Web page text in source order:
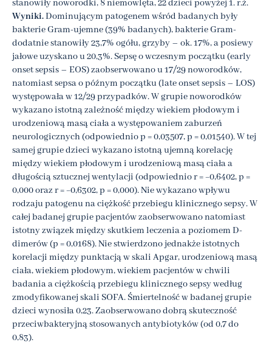
stanowiły noworodki, 8 niemowlęta, 22 dzieci powyżej 1. r.ż.
Wyniki.Dominującym patogenem wśród badanych były
bakterie Gram-ujemne (39% badanych), bakterie Gram-
dodatnie stanowiły 23,7% ogółu, grzyby – ok. 17%, a posiewy
jałowe uzyskano u 20,3%. Sepsę o wczesnym początku (early
onset sepsis – EOS) zaobserwowano u 17/29 noworodków,
natomiast sepsa o późnym początku (late onset sepsis – LOS)
występowała w 12/29 przypadków. W grupie noworodków
wykazano istotną zależność między wiekiem płodowym i
urodzeniową masą ciała a występowaniem zaburzeń
neurologicznych (odpowiednio p = 0,03507, p = 0,01540). W tej
samej grupie dzieci wykazano istotną ujemną korelację
między wiekiem płodowym i urodzeniową masą ciała a
długością sztucznej wentylacji (odpowiednio r = −0,6402, p =
0,000 oraz r = −0,6302, p = 0,000). Nie wykazano wpływu
rodzaju patogenu na ciężkość przebiegu klinicznego sepsy. W
całej badanej grupie pacjentów zaobserwowano natomiast
istotny związek między skutkiem leczenia a poziomem D-
dimerów (p = 0,0168). Nie stwierdzono jednakże istotnych
korelacji między punktacją w skali Apgar, urodzeniową masą
ciała, wiekiem płodowym, wiekiem pacjentów w chwili
badania a ciężkością przebiegu klinicznego sepsy według
zmodyfikowanej skali SOFA. Śmiertelność w badanej grupie
dzieci wynosiła 0,23. Zaobserwowano dobrą skuteczność
przeciwbakteryjną stosowanych antybiotyków (od 0,7 do
0,83).